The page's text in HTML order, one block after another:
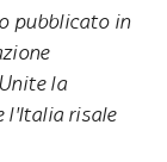
pubblicato in
la
l'Italia risale